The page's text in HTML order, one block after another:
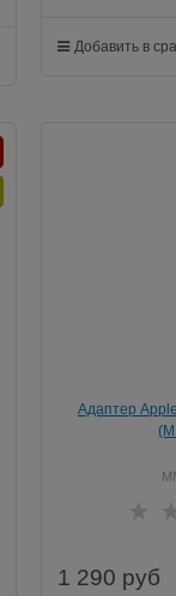
Добавить в
Адаптер
1 290 руб